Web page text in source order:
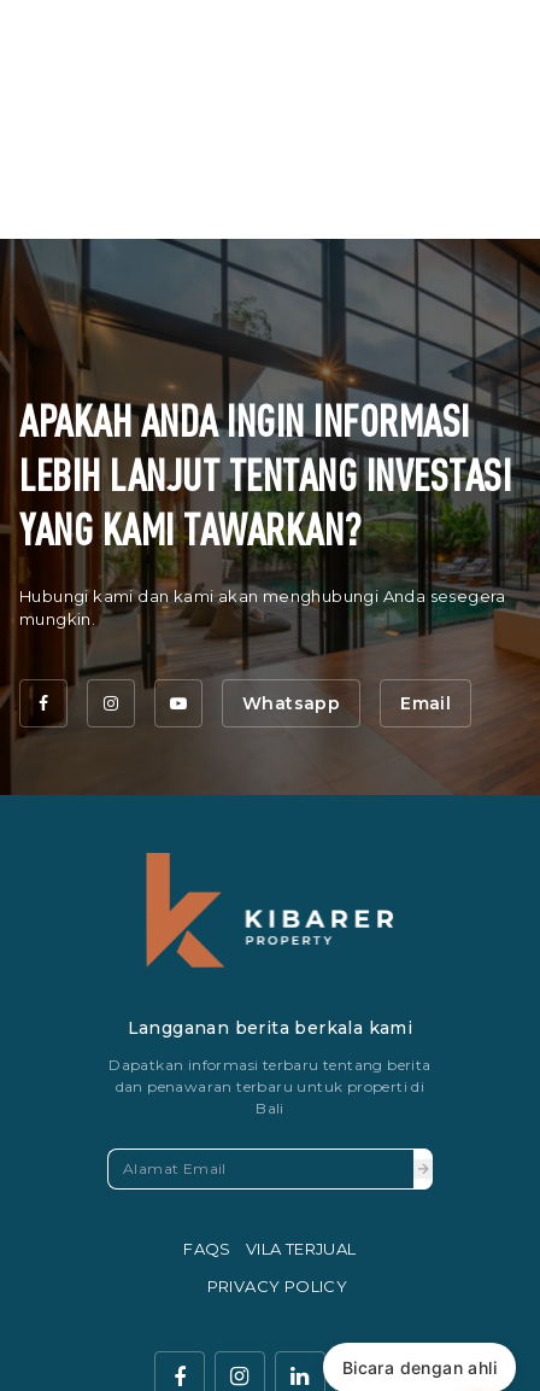
APAKAH ANDA INGIN INFORMASI
LEBIH LANJUT TENTANG INVESTASI
YANG KAMI TAWARKAN?
Hubungi kami dan kami akan menghubungi Anda sesegera
mungkin.
Whatsapp Email
Langganan berita berkala kami
Dapatkan informasi terbaru tentang berita
dan penawaran terbaru untuk properti di
Bali
FAQS
VILA TERJUAL
PRIVACY POLICY
Bicara dengan ahli